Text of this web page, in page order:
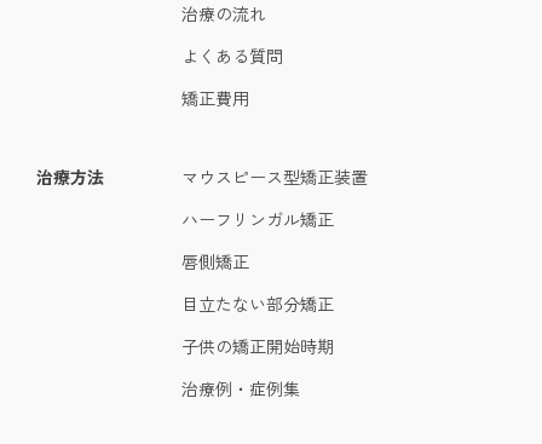
治療の流れ
よくある質問
矯正費用
治療方法
マウスピース型矯正装置
ハーフリンガル矯正
唇側矯正
目立たない部分矯正
子供の矯正開始時期
治療例・症例集